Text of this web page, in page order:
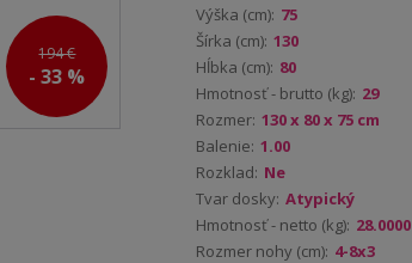
194 €
- 33 %
Výška (cm): 75
Šírka (cm): 130
Hĺbka (cm): 80
Hmotnosť - brutto (kg): 29
Rozmer: 130 x 80 x 75 cm
Balenie: 1.00
Rozklad: Ne
Tvar dosky: Atypický
Hmotnosť - netto (kg): 28.0000
Rozmer nohy (cm): 4-8x3